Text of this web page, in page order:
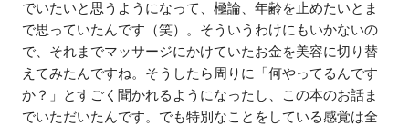
でいたいと思うようになって、極論、年齢を止めたいとま
で思っていたんです（笑）。そういうわけにもいかないの
で、それまでマッサージにかけていたお金を美容に切り替
えてみたんですね。そうしたら周りに「何やってるんです
か？」とすごく聞かれるようになったし、この本のお話ま
でいただいたんです。でも特別なことをしている感覚は全